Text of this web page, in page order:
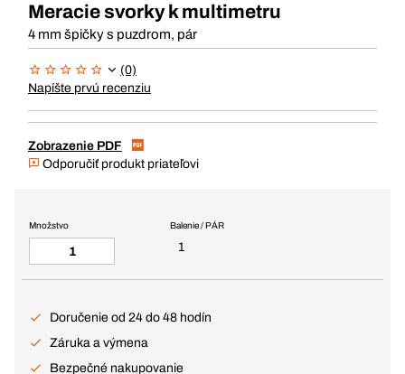
Meracie svorky k multimetru
4 mm špičky s puzdrom, pár
(0)
Napíšte prvú recenziu
Zobrazenie PDF
Odporučiť produkt priateľovi
Balenie / PÁR
1
Množstvo
Doručenie od 24 do 48 hodín
Záruka a výmena
Bezpečné nakupovanie